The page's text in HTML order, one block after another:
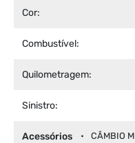
Cor:
Combustível:
Quilometragem:
Sinistro:
Acessórios CÂMBIO